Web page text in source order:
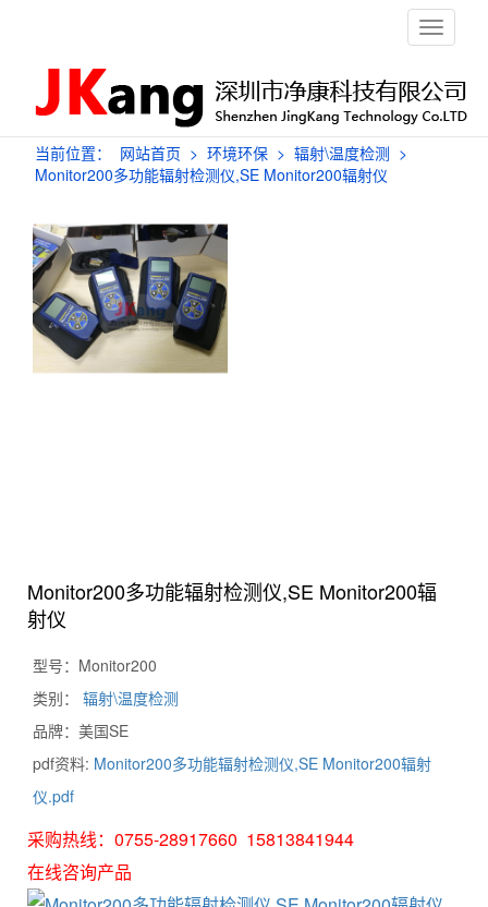
栏
目
航
当前位置： 网站首页 > 环境环保 > 辐射\温度检测 >
Monitor200多功能辐射检测仪,SE Monitor200辐射仪
Monitor200多功能辐射检测仪,SE Monitor200辐
射仪
型号：Monitor200
类别：
辐射\温度检测
品牌：美国SE
pdf资料: Monitor200多功能辐射检测仪,SE Monitor200辐射
仪.pdf
采购热线：0755-28917660 15813841944
在线咨询产品